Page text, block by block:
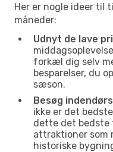
Her er nogle ideer til
måneder:
Udnyt de lave
forkæl dig selv
besparelser, du
sæson.
Besøg
ikke er det
dette det bedste
attraktioner som
historiske